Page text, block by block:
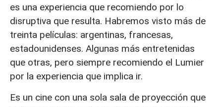
es una experiencia que recomiendo por lo
disruptiva que resulta. Habremos visto más de
treinta películas: argentinas, francesas,
estadounidenses. Algunas más entretenidas
que otras, pero siempre recomiendo el Lumier
por la experiencia que implica ir.
Es un cine con una sola sala de proyección que